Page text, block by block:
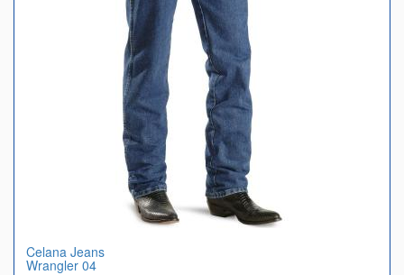
Celana Jeans
Wrangler 04